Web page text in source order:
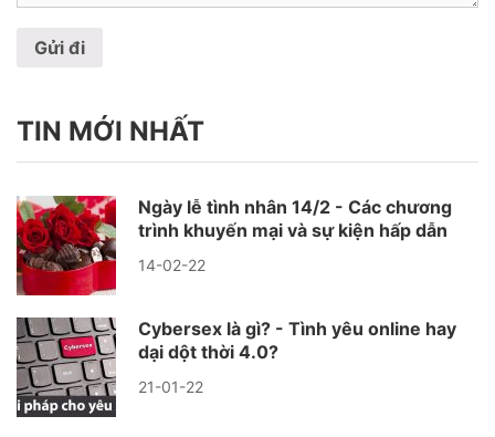
TIN MỚI NHẤT
Ngày lễ tình nhân 14/2 - Các chương
trình khuyến mại và sự kiện hấp dẫn
14-02-22
Cybersex là gì? - Tình yêu online hay
dại dột thời 4.0?
21-01-22